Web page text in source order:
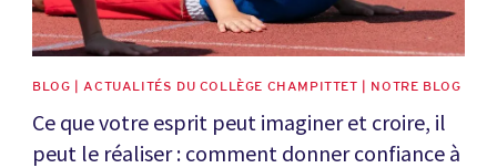
BLOG | ACTUALITÉS DU COLLÈGE CHAMPITTET | NOTRE BLOG
Ce que votre esprit peut imaginer et croire, il
peut le réaliser : comment donner confiance à